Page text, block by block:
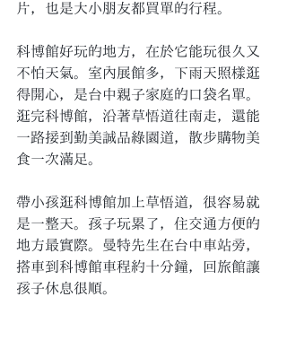
片，也是大小朋友都買單的行程。
科博館好玩的地方，在於它能玩很久又
不怕天氣。室內展館多，下雨天照樣逛
得開心，是台中親子家庭的口袋名單。
逛完科博館，沿著草悟道往南走，還能
一路接到勤美誠品綠園道，散步購物美
食一次滿足。
帶小孩逛科博館加上草悟道，很容易就
是一整天。孩子玩累了，住交通方便的
地方最實際。曼特先生在台中車站旁，
搭車到科博館車程約十分鐘，回旅館讓
孩子休息很順。